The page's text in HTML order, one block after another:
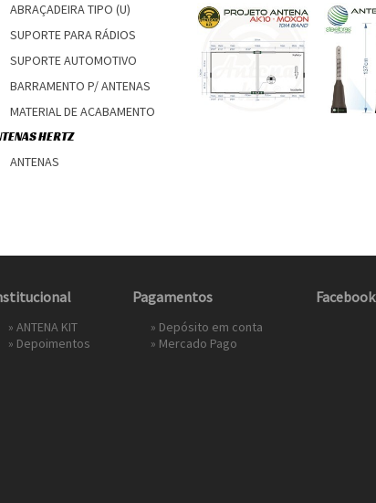
ABRAÇADEIRA TIPO (U)
SUPORTE PARA RÁDIOS
SUPORTE AUTOMOTIVO
BARRAMENTO P/ ANTENAS
MATERIAL DE ACABAMENTO
HERTZ
ANTENAS
» ANTENA KIT
» Depoimentos
Pagamentos
» Depósito em conta
» Mercado Pago
Facebook